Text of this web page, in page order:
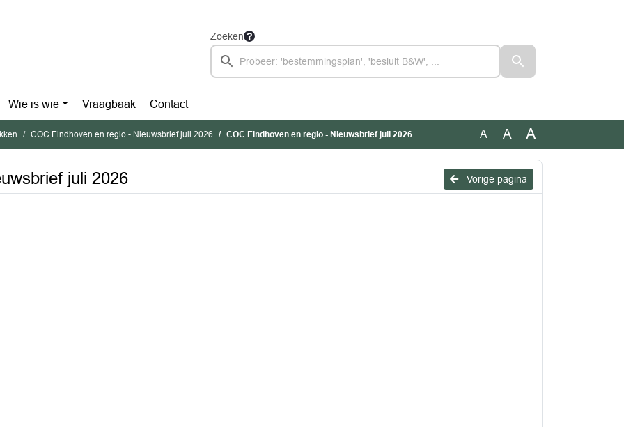
Zoeken
Wie is wie Vraagbaak Contact
COC Eindhoven en regio - Nieuwsbrief juli 2026 COC Eindhoven en regio - Nieuwsbrief juli 2026 A A A
Vorige pagina
juli 2026